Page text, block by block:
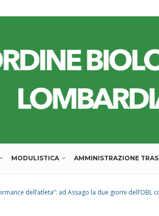
MODULISTICA AMMINISTRAZIONE
dell’atleta”: ad Assago la due giorni dell’OBL